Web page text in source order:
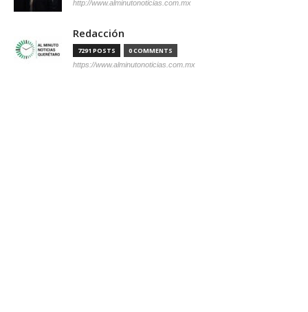
http://www.alminutonoticias.com.mx
Redacción
7291 POSTS 0 COMMENTS
https://www.alminutonoticias.com.mx